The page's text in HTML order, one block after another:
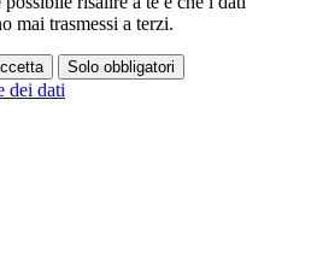
mai trasmessi a terzi.
Solo obbligatori
dei dati